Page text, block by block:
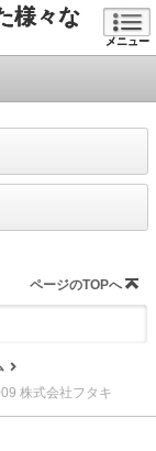
様々な
メニュー
ページのTOPへ
株式会社フタキ